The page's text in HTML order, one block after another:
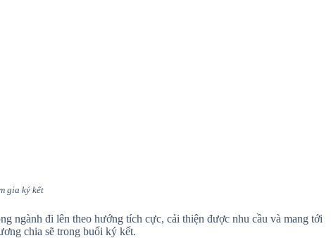
gia ký kết
ngành đi lên theo hướng tích cực, cải thiện được nhu cầu và mang tới
chia sẽ trong buổi ký kết.